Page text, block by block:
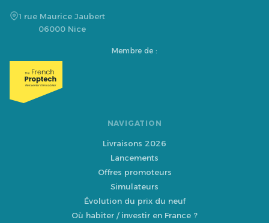
1 rue Maurice Jaubert
06000 Nice
Membre de :
NAVIGATION
Livraisons 2026
Lancements
Offres promoteurs
Simulateurs
Évolution du prix du neuf
Où habiter / investir en France ?